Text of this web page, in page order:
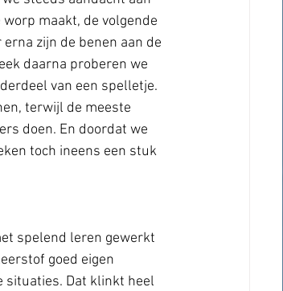
maakt, de volgende
zijn de benen aan de
daarna proberen we
van een spelletje.
terwijl de meeste
doen. En doordat we
toch ineens een stuk
spelend leren gewerkt
goed eigen
situaties. Dat klinkt heel